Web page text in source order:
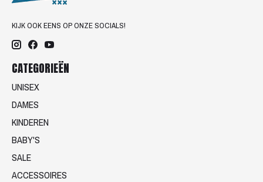
KIJK OOK EENS OP ONZE SOCIALS!
CATEGORIEËN
UNISEX
DAMES
KINDEREN
BABY'S
SALE
ACCESSOIRES